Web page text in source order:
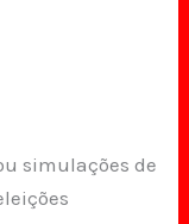
simulações de